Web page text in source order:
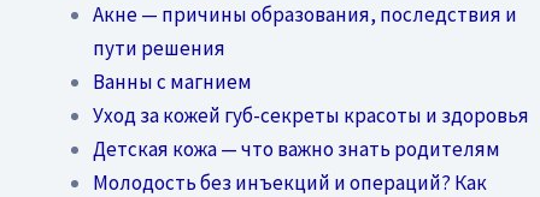
Акне — причины образования, последствия и
пути решения
Ванны с магнием
Уход за кожей губ-секреты красоты и здоровья
Детская кожа — что важно знать родителям
Молодость без инъекций и операций? Как